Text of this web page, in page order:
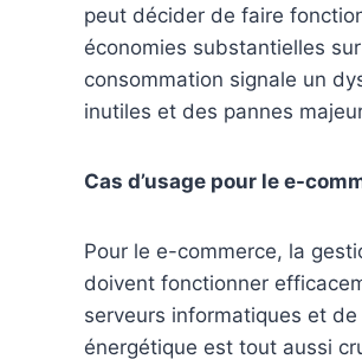
peut décider de faire
économies substantielles
consommation signale un
inutiles et des pannes
Cas d’usage pour le e-
Pour le e-commerce, la
doivent fonctionner
serveurs informatiques et
énergétique est tout aussi